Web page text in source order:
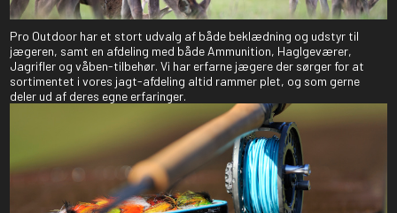
Pro Outdoor har et stort udvalg af både beklædning og udstyr til
jægeren, samt en afdeling med både Ammunition, Haglgeværer,
Jagrifler og våben-tilbehør. Vi har erfarne jægere der sørger for at
sortimentet i vores jagt-afdeling altid rammer plet, og som gerne
deler ud af deres egne erfaringer.